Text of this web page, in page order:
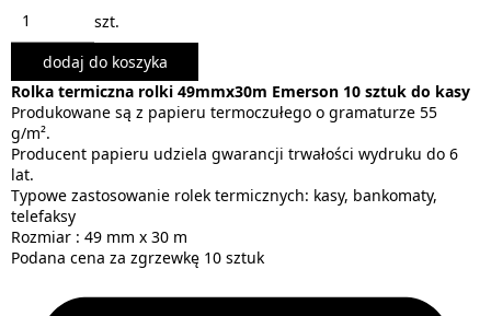
szt.
dodaj do koszyka
Rolka termiczna rolki 49mmx30m Emerson 10 sztuk do kasy
Produkowane są z papieru termoczułego o gramaturze 55
g/m².
Producent papieru udziela gwarancji trwałości wydruku do 6
lat.
Typowe zastosowanie rolek termicznych: kasy, bankomaty,
telefaksy
Rozmiar : 49 mm x 30 m
Podana cena za zgrzewkę 10 sztuk